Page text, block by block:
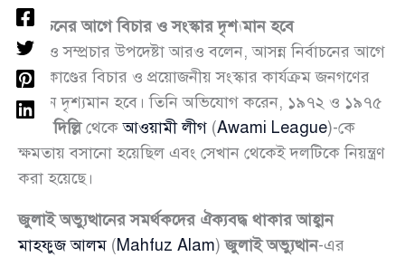
নির্বাচনের আগে বিচার ও সংস্কার দৃশ্যমান হবে
তথ্য ও সম্প্রচার উপদেষ্টা আরও বলেন, আসন্ন নির্বাচনের আগে
হত্যাকাণ্ডের বিচার ও প্রয়োজনীয় সংস্কার কার্যক্রম জনগণের
সামনে দৃশ্যমান হবে। তিনি অভিযোগ করেন, ১৯৭২ ও ১৯৭৫
সালেদিল্লিথেকেআওয়ামী লীগ (Awami League)-কে
ক্ষমতায় বসানো হয়েছিল এবং সেখান থেকেই দলটিকে নিয়ন্ত্রণ
করা হয়েছে।
জুলাই অভ্যুত্থানের সমর্থকদের ঐক্যবদ্ধ থাকার আহ্বান
মাহফুজ আলম (Mahfuz Alam)জুলাই অভ্যুত্থান-এর